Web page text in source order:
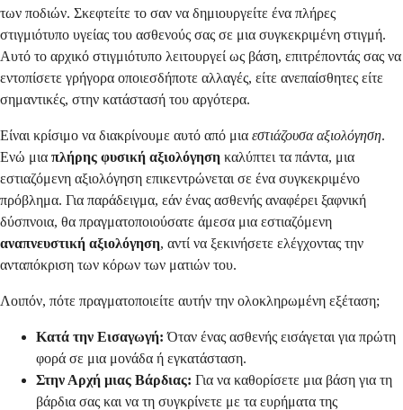
των ποδιών. Σκεφτείτε το σαν να δημιουργείτε ένα πλήρες
στιγμιότυπο υγείας του ασθενούς σας σε μια συγκεκριμένη στιγμή.
Αυτό το αρχικό στιγμιότυπο λειτουργεί ως βάση, επιτρέποντάς σας να
εντοπίσετε γρήγορα οποιεσδήποτε αλλαγές, είτε ανεπαίσθητες είτε
σημαντικές, στην κατάστασή του αργότερα.
Είναι κρίσιμο να διακρίνουμε αυτό από μια εστιάζουσα αξιολόγηση.
Ενώ μια πλήρης φυσική αξιολόγηση καλύπτει τα πάντα, μια
εστιαζόμενη αξιολόγηση επικεντρώνεται σε ένα συγκεκριμένο
πρόβλημα. Για παράδειγμα, εάν ένας ασθενής αναφέρει ξαφνική
δύσπνοια, θα πραγματοποιούσατε άμεσα μια εστιαζόμενη
αναπνευστική αξιολόγηση, αντί να ξεκινήσετε ελέγχοντας την
ανταπόκριση των κόρων των ματιών του.
Λοιπόν, πότε πραγματοποιείτε αυτήν την ολοκληρωμένη εξέταση;
Κατά την Εισαγωγή: Όταν ένας ασθενής εισάγεται για πρώτη
φορά σε μια μονάδα ή εγκατάσταση.
Στην Αρχή μιας Βάρδιας: Για να καθορίσετε μια βάση για τη
βάρδια σας και να τη συγκρίνετε με τα ευρήματα της